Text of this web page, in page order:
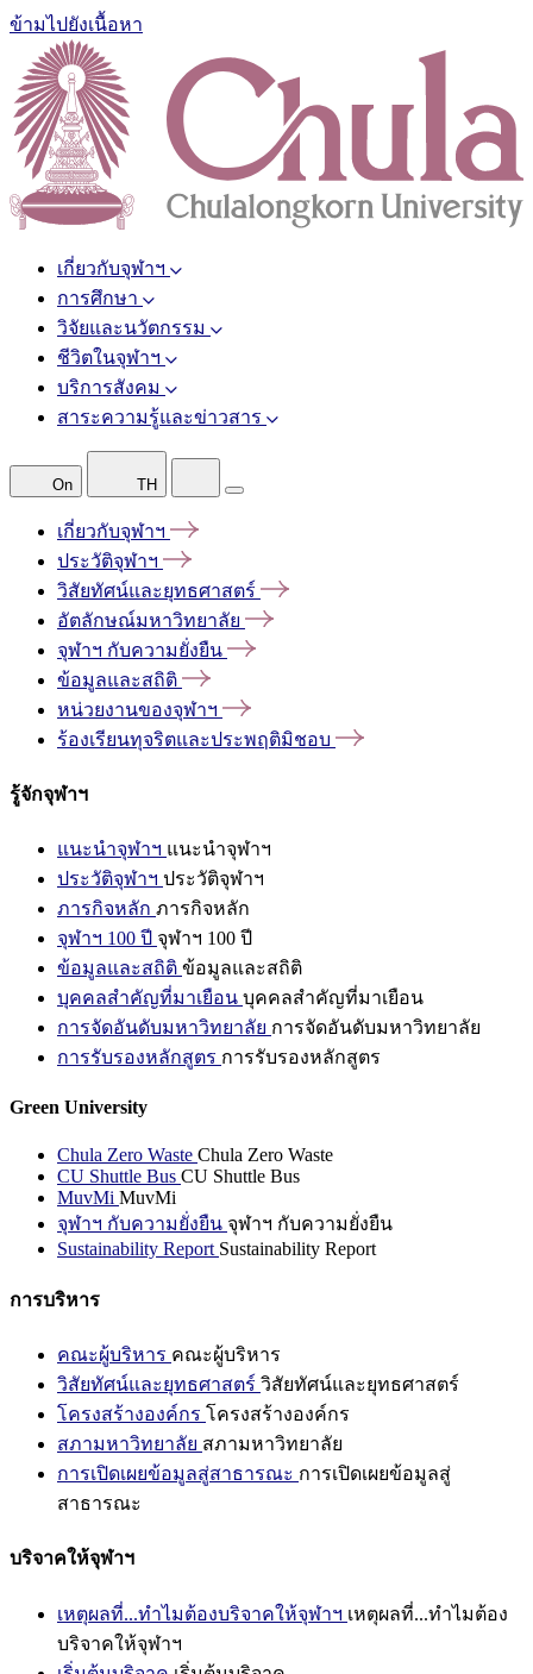
ข้ามไปยังเนื้อหา
เกี่ยวกับจุฬาฯ
การศึกษา
วิจัยและนวัตกรรม
ชีวิตในจุฬาฯ
บริการสังคม
สาระความรู้และข่าวสาร
On TH
เกี่ยวกับจุฬาฯ
ประวัติจุฬาฯ
วิสัยทัศน์และยุทธศาสตร์
อัตลักษณ์มหาวิทยาลัย
จุฬาฯ กับความยั่งยืน
ข้อมูลและสถิติ
หน่วยงานของจุฬาฯ
ร้องเรียนทุจริตและประพฤติมิชอบ
รู้จักจุฬาฯ
แนะนำจุฬาฯ แนะนำจุฬาฯ
ประวัติจุฬาฯ ประวัติจุฬาฯ
ภารกิจหลัก ภารกิจหลัก
จุฬาฯ 100 ปี จุฬาฯ 100 ปี
ข้อมูลและสถิติ ข้อมูลและสถิติ
บุคคลสำคัญที่มาเยือน บุคคลสำคัญที่มาเยือน
การจัดอันดับมหาวิทยาลัย การจัดอันดับมหาวิทยาลัย
การรับรองหลักสูตร การรับรองหลักสูตร
Green University
Chula Zero Waste Chula Zero Waste
CU Shuttle Bus CU Shuttle Bus
MuvMi MuvMi
จุฬาฯ กับความยั่งยืน จุฬาฯ กับความยั่งยืน
Sustainability Report Sustainability Report
การบริหาร
คณะผู้บริหาร คณะผู้บริหาร
วิสัยทัศน์และยุทธศาสตร์ วิสัยทัศน์และยุทธศาสตร์
โครงสร้างองค์กร โครงสร้างองค์กร
สภามหาวิทยาลัย สภามหาวิทยาลัย
การเปิดเผยข้อมูลสู่สาธารณะ การเปิดเผยข้อมูลสู่
สาธารณะ
บริจาคให้จุฬาฯ
เหตุผลที่...ทำไมต้องบริจาคให้จุฬาฯ เหตุผลที่...ทำไมต้อง
บริจาคให้จุฬาฯ